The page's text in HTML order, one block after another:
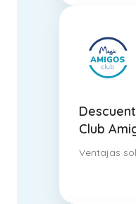
Club
Ventajas